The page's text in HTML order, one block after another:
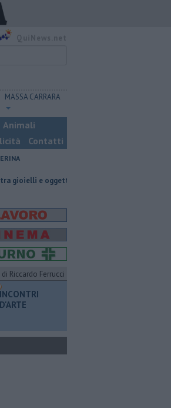
MASSA CARRARA
Animali
Contatti
personalizzati
di Riccardo Ferrucci
INCONTRI
D'ARTE